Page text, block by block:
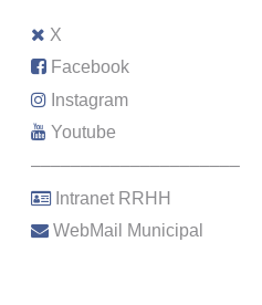
X
Facebook
Instagram
Youtube
–––––––––––––––––––––
Intranet RRHH
WebMail Municipal